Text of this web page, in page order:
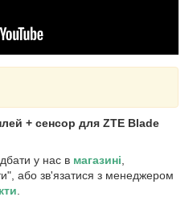
+ сенсор для ZTE Blade
у нас в магазині
або зв'язатися з менеджером